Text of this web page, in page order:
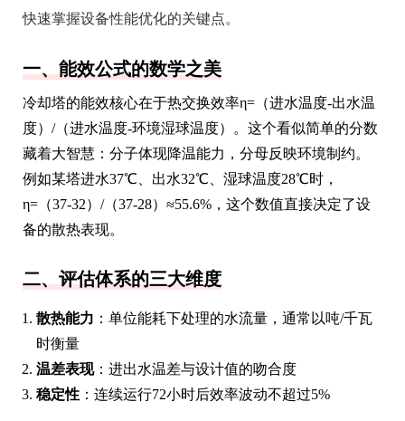
快速掌握设备性能优化的关键点。
一、能效公式的数学之美
冷却塔的能效核心在于热交换效率η=（进水温度-出水温
度）/（进水温度-环境湿球温度）。这个看似简单的分数
藏着大智慧：分子体现降温能力，分母反映环境制约。
例如某塔进水37℃、出水32℃、湿球温度28℃时，
η=（37-32）/（37-28）≈55.6%，这个数值直接决定了设
备的散热表现。
二、评估体系的三大维度
散热能力 ：单位能耗下处理的水流量，通常以吨/千瓦
时衡量
温差表现：进出水温差与设计值的吻合度
稳定性 ：连续运行72小时后效率波动不超过5%